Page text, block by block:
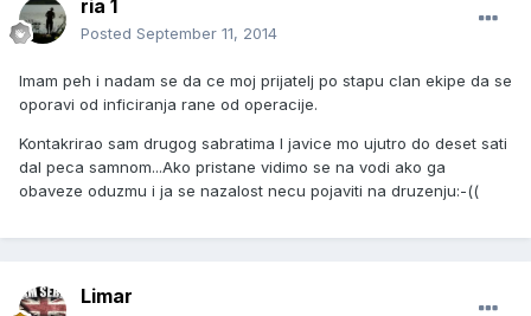
ria 1
Posted September 11, 2014
Imam peh i nadam se da ce moj prijatelj po stapu clan ekipe da se
oporavi od inficiranja rane od operacije.
Kontakrirao sam drugog sabratima I javice mo ujutro do deset sati
dal peca samnom...Ako pristane vidimo se na vodi ako ga
obaveze oduzmu i ja se nazalost necu pojaviti na druzenju:-((
Limar